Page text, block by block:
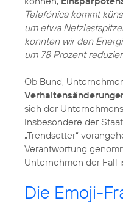
Telefónica kommt
um etwa
konnten wir den
um 78 Prozent
Ob Bund,
sich der
Insbesondere der
„Trendsetter“
Verantwortung
Unternehmen der Fall
Die Emoji-